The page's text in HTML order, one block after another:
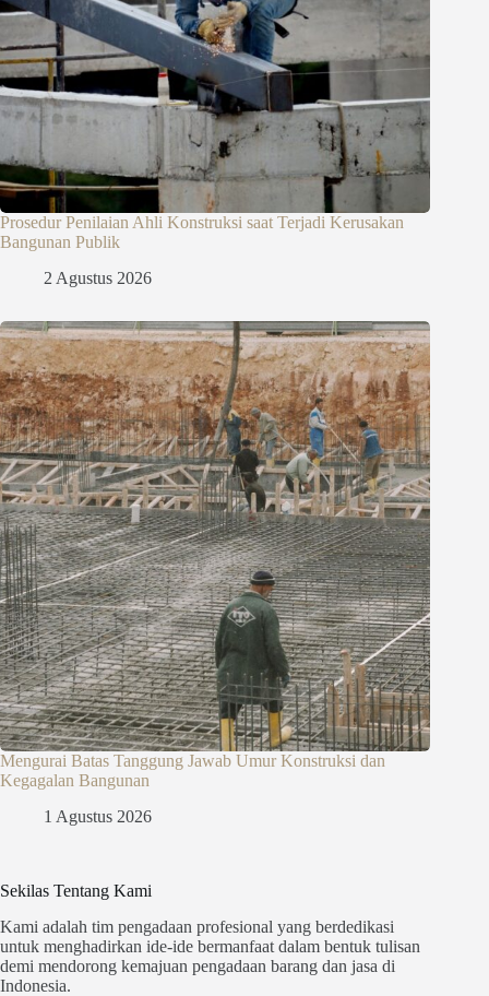
Prosedur Penilaian Ahli Konstruksi saat Terjadi Kerusakan
Bangunan Publik
2 Agustus 2026
Mengurai Batas Tanggung Jawab Umur Konstruksi dan
Kegagalan Bangunan
1 Agustus 2026
Sekilas Tentang Kami
Kami adalah tim pengadaan profesional yang berdedikasi
untuk menghadirkan ide-ide bermanfaat dalam bentuk tulisan
demi mendorong kemajuan pengadaan barang dan jasa di
Indonesia.